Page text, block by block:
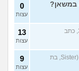
במשאן? 0
עצות
(אלירן, בן 30, כתב
13
עצות
(Sister, בת
9
עצות